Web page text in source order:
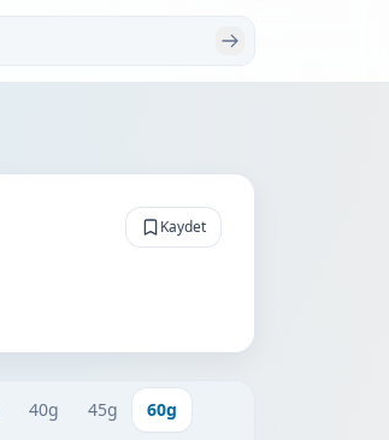
Kaydet
40g 45g
60g